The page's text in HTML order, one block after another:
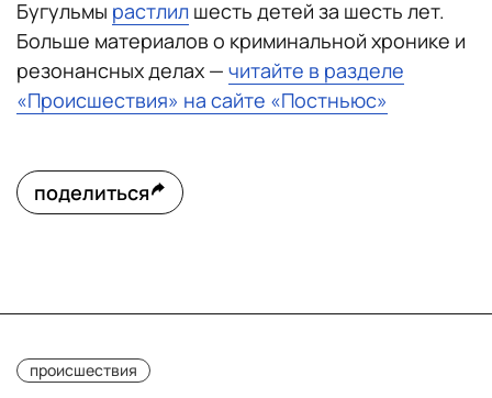
Бугульмы растлил шесть детей за шесть лет.
Больше материалов о криминальной хронике и
резонансных делах — читайте в разделе
«Происшествия» на сайте «Постньюс»
поделиться
происшествия